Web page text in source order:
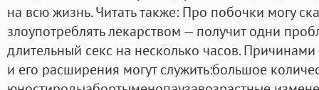
на всю жизнь. Читать также: Про побочки могу
злоупотреблять лекарством — получит одни
длительный секс на несколько часов.
и его расширения могут служить:большое